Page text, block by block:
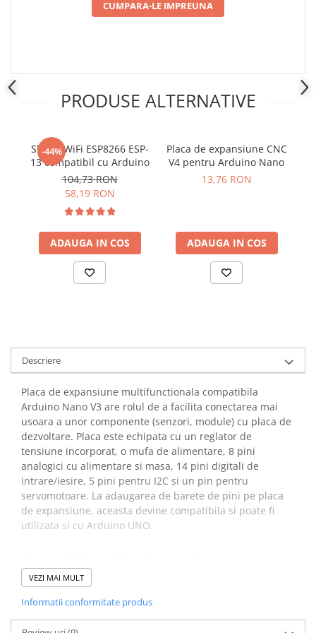
CUMPARA-LE IMPREUNA
PRODUSE ALTERNATIVE
-44%
Shield WiFi ESP8266 ESP-
13 compatibil cu Arduino
104,73 RON
58,19 RON
ADAUGA IN COS
Placa de expansiune CNC
V4 pentru Arduino Nano
13,76 RON
ADAUGA IN COS
Descriere
Placa de expansiune multifunctionala compatibila
Arduino Nano V3 are rolul de a facilita conectarea mai
usoara a unor componente (senzori, module) cu placa de
dezvoltare. Placa este echipata cu un reglator de
tensiune incorporat, o mufa de alimentare, 8 pini
analogici cu alimentare si masa, 14 pini digitali de
intrare/iesire, 5 pini pentru I2C si un pin pentru
servomotoare. La adaugarea de barete de pini pe placa
de expansiune, aceasta devine compatibila si poate fi
utilizata si cu Arduino UNO.
Specificatii placa de
expansiune compatibila
Arduino Nano V3:
VEZI MAI MULT
Informatii conformitate produs